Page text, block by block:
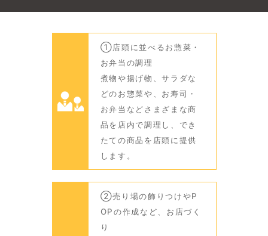
①店頭に並べるお惣菜・
お弁当の調理
煮物や揚げ物、サラダな
どのお惣菜や、お寿司・
お弁当などさまざまな商
品を店内で調理し、でき
たての商品を店頭に提供
します。
②売り場の飾りつけやP
OPの作成など、お店づく
り